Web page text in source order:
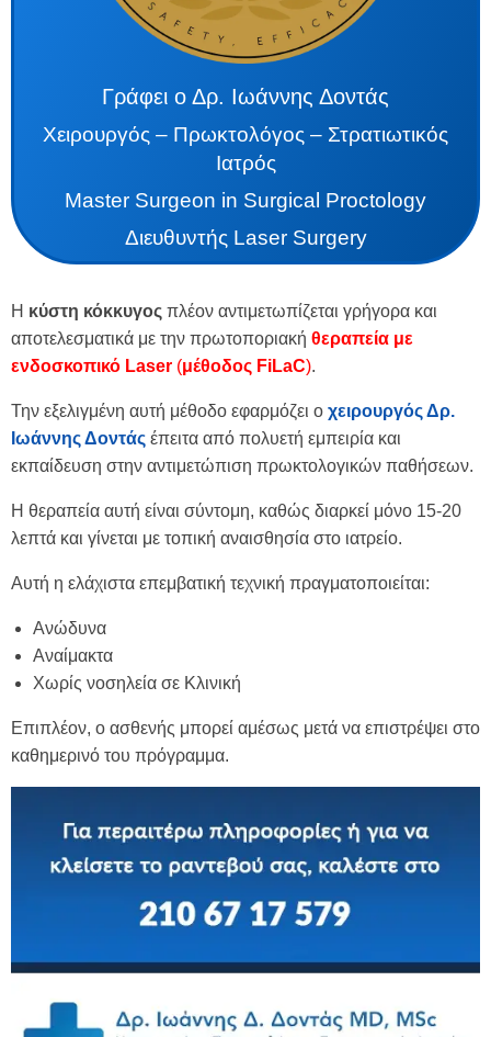
Γράφει ο Δρ. Ιωάννης Δοντάς
Χειρουργός – Πρωκτολόγος – Στρατιωτικός
Ιατρός
Master Surgeon in Surgical Proctology
Διευθυντής Laser Surgery
Η κύστη κόκκυγος πλέον αντιμετωπίζεται γρήγορα και
αποτελεσματικά με την πρωτοποριακή θεραπεία με
ενδοσκοπικό Laser (μέθοδος FiLaC).
Την εξελιγμένη αυτή μέθοδο εφαρμόζει ο χειρουργός Δρ.
Ιωάννης Δοντάς έπειτα από πολυετή εμπειρία και
εκπαίδευση στην αντιμετώπιση πρωκτολογικών παθήσεων.
Η θεραπεία αυτή είναι σύντομη, καθώς διαρκεί μόνο 15-20
λεπτά και γίνεται με τοπική αναισθησία στο ιατρείο.
Αυτή η ελάχιστα επεμβατική τεχνική πραγματοποιείται:
Ανώδυνα
Αναίμακτα
Χωρίς νοσηλεία σε Κλινική
Επιπλέον, ο ασθενής μπορεί αμέσως μετά να επιστρέψει στο
καθημερινό του πρόγραμμα.